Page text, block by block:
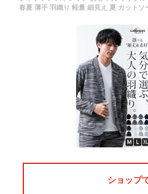
春夏 薄手 羽織り 軽量 細見え 夏 カットソ
ショップ